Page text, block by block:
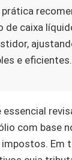
prática
de caixa
e eficientes.
essencial
com base
Em